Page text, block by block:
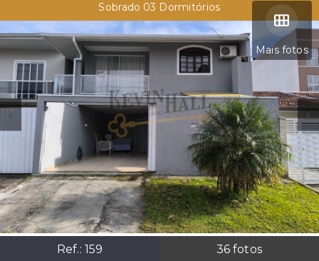
Mais fotos
Ref.: 159 36 fotos
Sobrado 03 Dormitórios